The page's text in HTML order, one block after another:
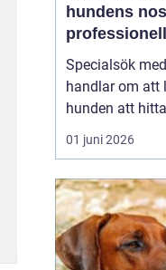
hundens
verktyg
Specialsök
handlar om att
hunden att
specifik doft, till
narkotika,
ämnen som
har svårt att
själva. Genom
strukturerad
01 juni 2026